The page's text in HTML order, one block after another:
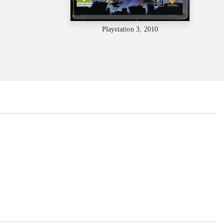
Playstation 3, 2010